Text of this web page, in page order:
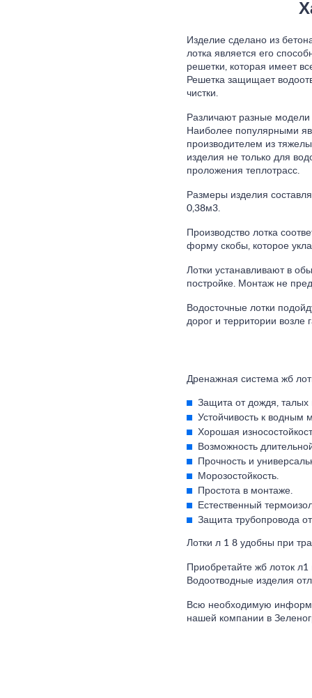
Изделие сделано из
лотка является его
решетки, которая имеет
Решетка защищает
чистки.
Различают разные
Наиболее популярными
производителем из
изделия не только для
проложения теплотрасс.
Размеры изделия
0,38м3.
Производство лотка
форму скобы, которое
Лотки устанавливают в
постройке. Монтаж не
Водосточные лотки
дорог и территории возле
Дренажная система жб
Защита от дождя, талых
Устойчивость к водным
Хорошая
Возможность
Прочность и
Морозостойкость.
Простота в монтаже.
Естественный
Защита трубопровода
Лотки л 1 8 удобны при
Приобретайте жб лоток
Водоотводные изделия
Всю необходимую
нашей компании в